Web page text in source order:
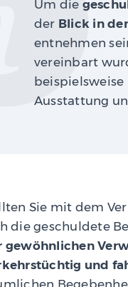
Um die
der Blick in
entnehmen
vereinbart
Ausstattung
Sie mit dem
die geschuldete
gewöhnlichen
und